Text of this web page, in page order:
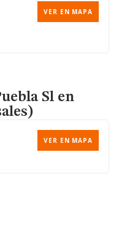
VER EN MAPA
Sl en
VER EN MAPA